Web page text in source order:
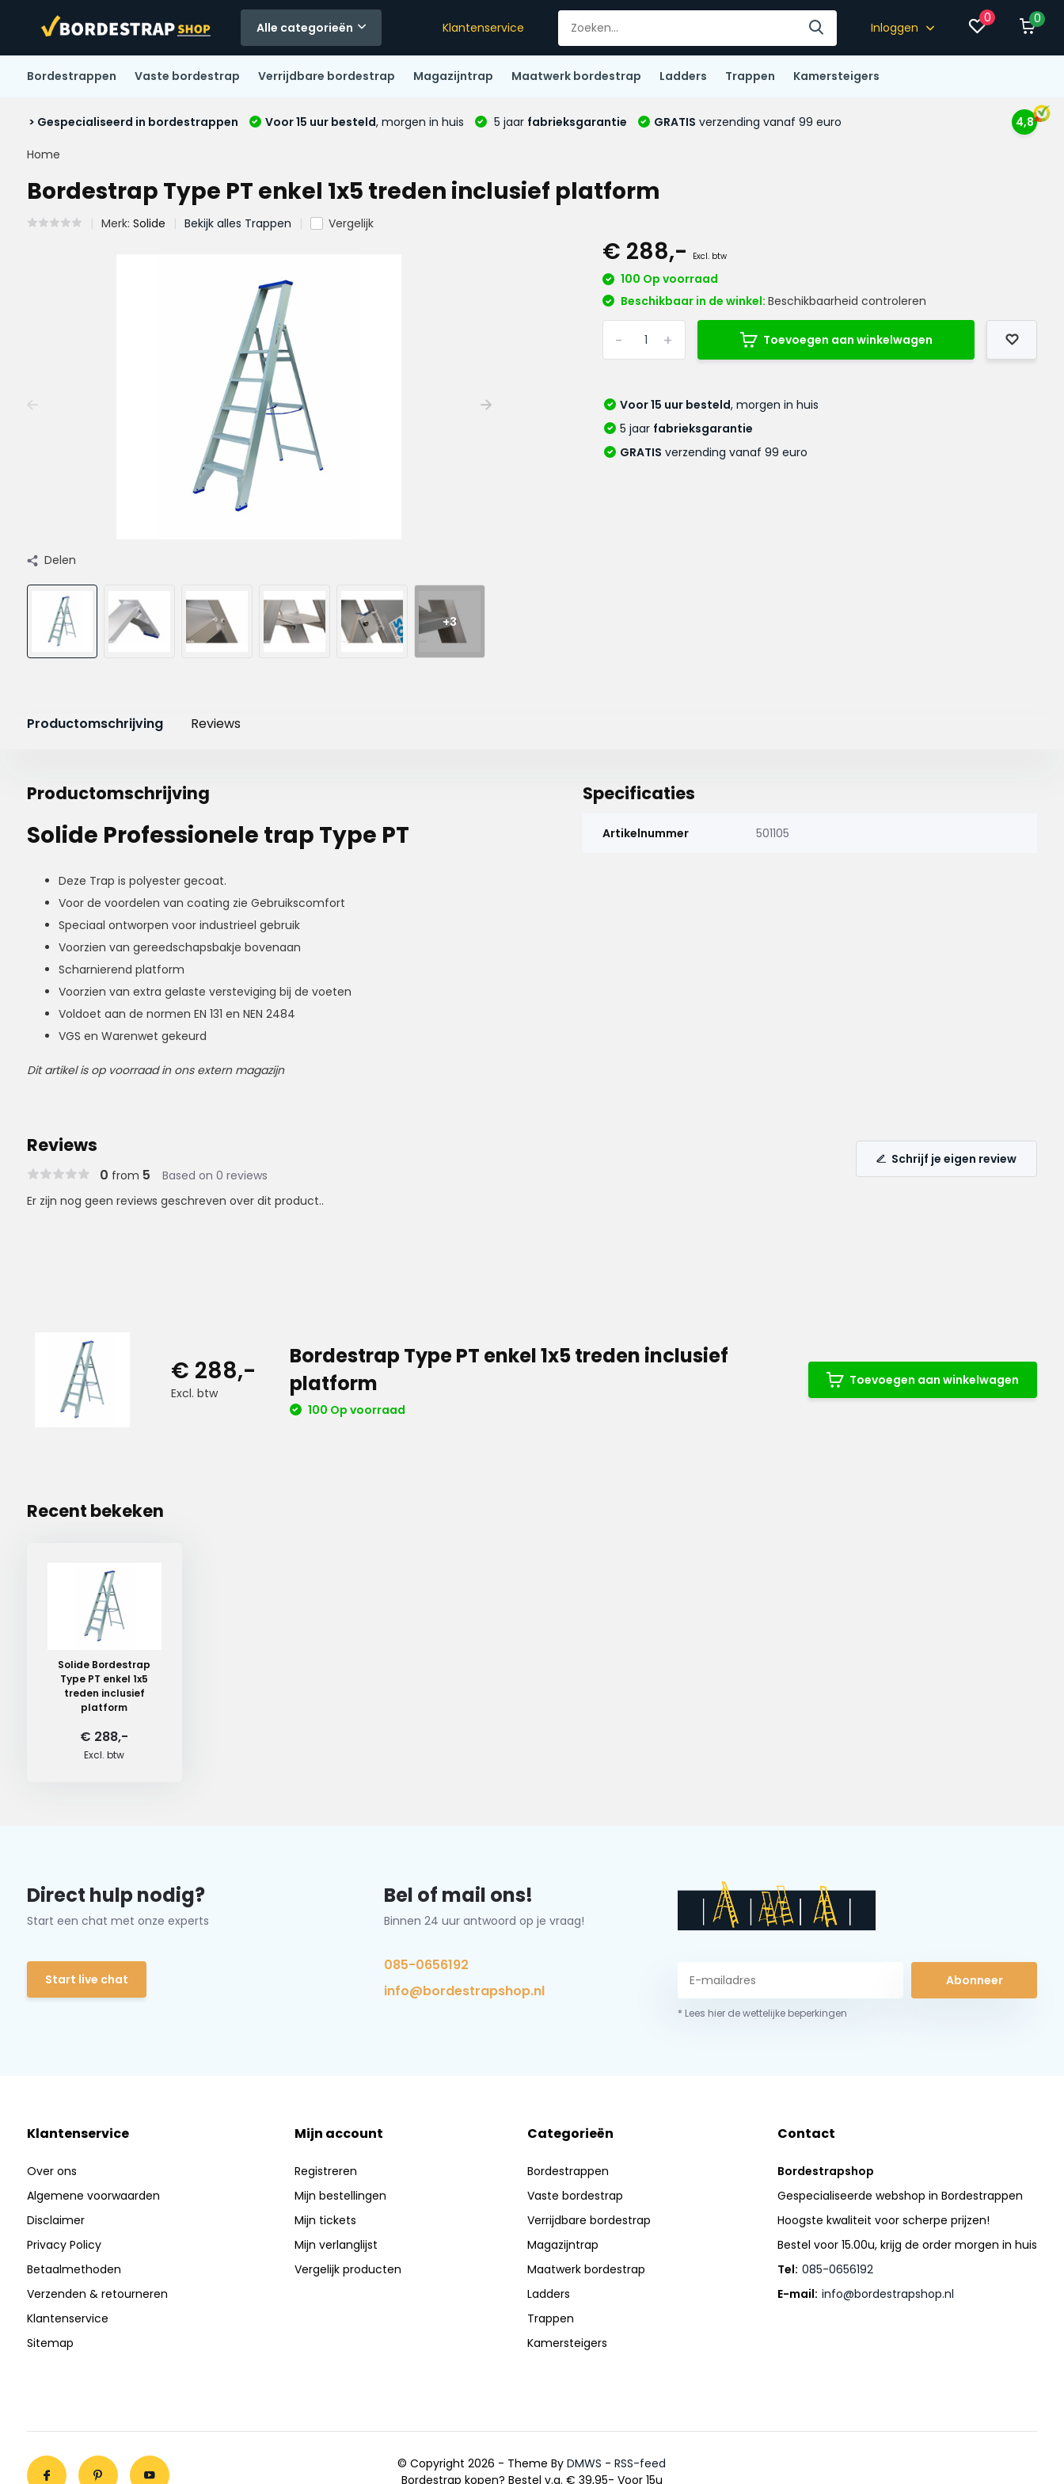
Alle categorieën Klantenservice Inloggen
0 0
Bordestrappen Vaste bordestrap Verrijdbare bordestrap Magazijntrap Maatwerk bordestrap Ladders Trappen Kamersteigers
> Gespecialiseerd in bordestrappen Voor 15 uur besteld, morgen in huis 5 jaar fabrieksgarantie GRATIS verzending vanaf 99 euro 4,8
Home
Bordestrap Type PT enkel 1x5 treden inclusief platform
Merk: Solide Bekijk alles Trappen Vergelijk
Delen
+3
€ 288,- Excl. btw
100 Op voorraad
Beschikbaar in de winkel:Beschikbaarheid controleren
+
- Toevoegen aan winkelwagen
Voor 15 uur besteld, morgen in huis
5 jaar fabrieksgarantie
GRATIS verzending vanaf 99 euro
Productomschrijving Reviews
Productomschrijving
Solide Professionele trap Type PT
Deze Trap is polyester gecoat.
Voor de voordelen van coating zie Gebruikscomfort
Speciaal ontworpen voor industrieel gebruik
Voorzien van gereedschapsbakje bovenaan
Scharnierend platform
Voorzien van extra gelaste versteviging bij de voeten
Voldoet aan de normen EN 131 en NEN 2484
VGS en Warenwet gekeurd
Dit artikel is op voorraad in ons extern magazijn
Specificaties
Artikelnummer 501105
Reviews
0 from 5 Based on 0 reviews
Schrijf je eigen review
Er zijn nog geen reviews geschreven over dit product..
€ 288,-
Excl. btw
Bordestrap Type PT enkel 1x5 treden inclusief
platform
100 Op voorraad
Toevoegen aan winkelwagen
Recent bekeken
Solide Bordestrap
Type PT enkel 1x5
treden inclusief
platform
€ 288,-
Excl. btw
Direct hulp nodig?
Start een chat met onze experts
Start live chat
Bel of mail ons!
Binnen 24 uur antwoord op je vraag!
085-0656192
info@bordestrapshop.nl
Abonneer
* Lees hier de wettelijke beperkingen
Klantenservice
Over ons
Algemene voorwaarden
Disclaimer
Privacy Policy
Betaalmethoden
Verzenden & retourneren
Klantenservice
Sitemap
Mijn account
Registreren
Mijn bestellingen
Mijn tickets
Mijn verlanglijst
Vergelijk producten
Categorieën
Bordestrappen
Vaste bordestrap
Verrijdbare bordestrap
Magazijntrap
Maatwerk bordestrap
Ladders
Trappen
Kamersteigers
Contact
Bordestrapshop
Gespecialiseerde webshop in Bordestrappen
Hoogste kwaliteit voor scherpe prijzen!
Bestel voor 15.00u, krijg de order morgen in huis
Tel: 085-0656192
E-mail: info@bordestrapshop.nl
© Copyright 2026 - Theme ByDMWS -RSS-feed
Bordestrap kopen? Bestel v.a. € 39,95- Voor 15u